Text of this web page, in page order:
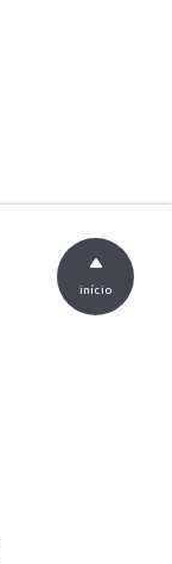
início